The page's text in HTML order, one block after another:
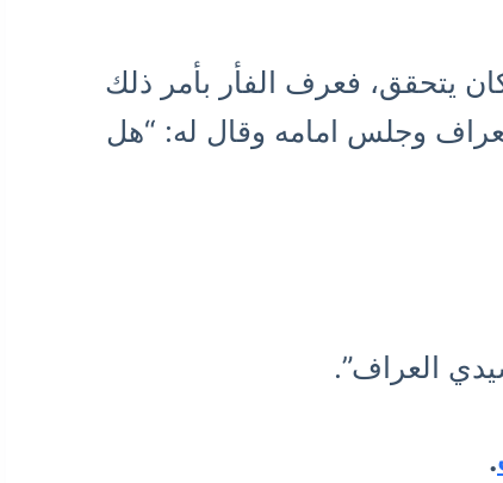
يتحقق، فعرف الفأر بأمر ذلك
وجلس امامه وقال له: “هل
العراف”.
.